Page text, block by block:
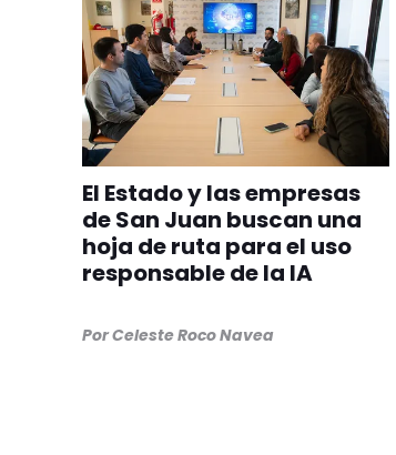
El Estado y las empresas
de San Juan buscan una
hoja de ruta para el uso
responsable de la IA
PorCeleste Roco Navea